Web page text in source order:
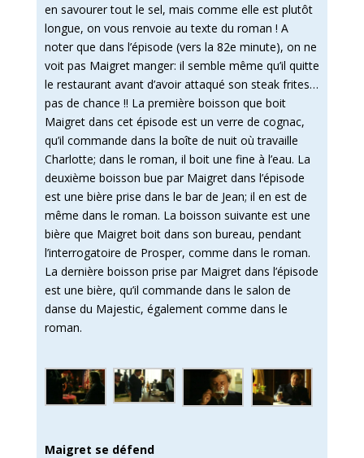
en savourer tout le sel, mais comme elle est plutôt
longue, on vous renvoie au texte du roman ! A
noter que dans l’épisode (vers la 82e minute), on ne
voit pas Maigret manger: il semble même qu’il quitte
le restaurant avant d’avoir attaqué son steak frites…
pas de chance !! La première boisson que boit
Maigret dans cet épisode est un verre de cognac,
qu’il commande dans la boîte de nuit où travaille
Charlotte; dans le roman, il boit une fine à l’eau. La
deuxième boisson bue par Maigret dans l’épisode
est une bière prise dans le bar de Jean; il en est de
même dans le roman. La boisson suivante est une
bière que Maigret boit dans son bureau, pendant
l’interrogatoire de Prosper, comme dans le roman.
La dernière boisson prise par Maigret dans l’épisode
est une bière, qu’il commande dans le salon de
danse du Majestic, également comme dans le
roman.
Maigret se défend